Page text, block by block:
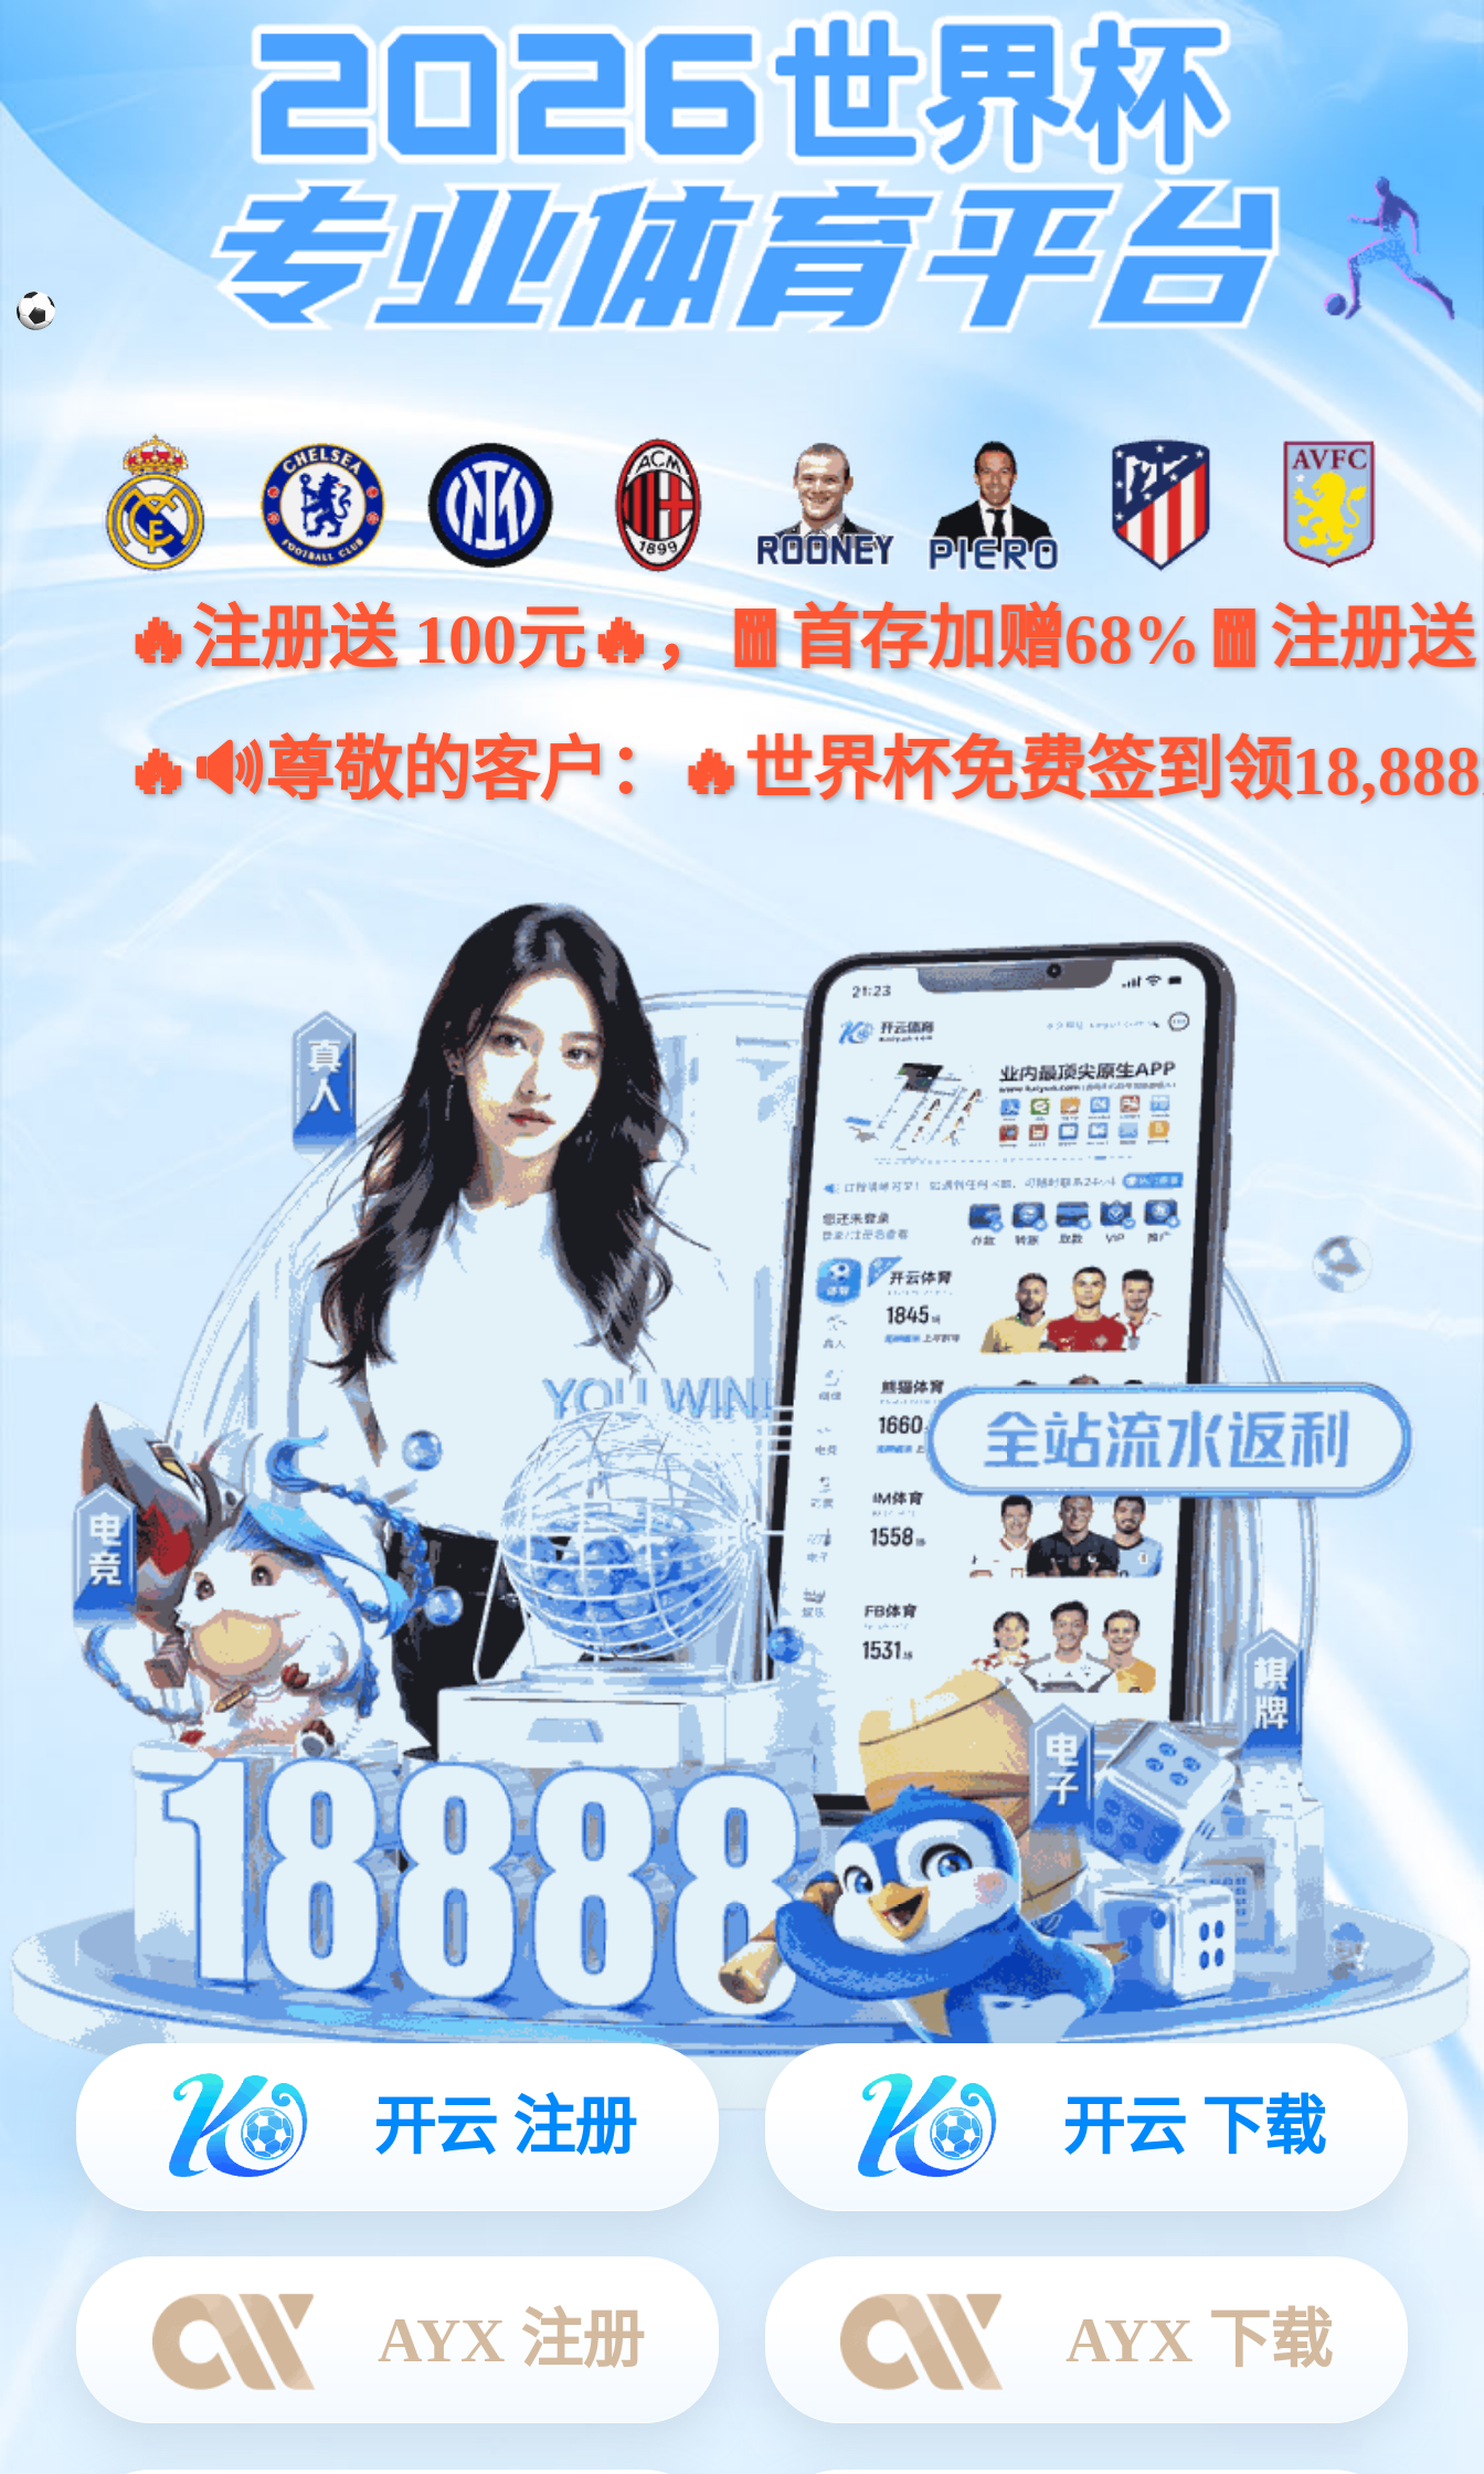
册送 100元🔥，🧧首存加赠68%🧧注册送 100
尊敬的客户：🔥世界杯免费签到领18,888元大
开云 注册 开云 下载
AYX 注册 AYX 下载